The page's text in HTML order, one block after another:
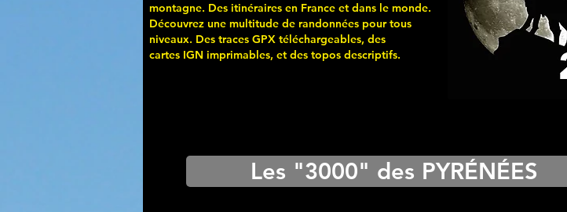
montagne. Des itinéraires en France et dans le monde.
Découvrez une multitude de randonnées pour tous
niveaux. Des traces GPX téléchargeables, des
cartes IGN imprimables, et des topos descriptifs.
Les "3000" des PYRÉNÉES